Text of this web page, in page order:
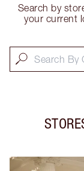
Search by
your current